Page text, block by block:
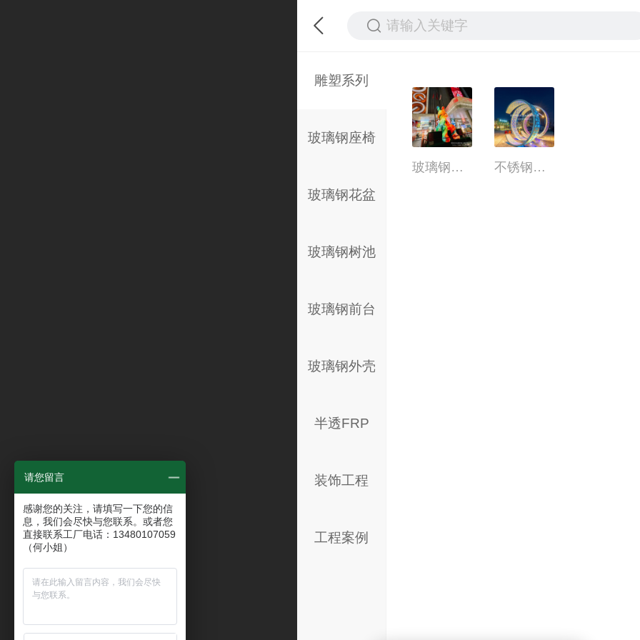
请输入关键字
雕塑系列
玻璃钢座椅
玻璃钢花盆
玻璃钢树池
玻璃钢前台
玻璃钢外壳
半透FRP
装饰工程
工程案例
玻璃钢雕塑 不锈钢雕塑
请您留言
感谢您的关注，请填写一下您的信
息，我们会尽快与您联系。或者您
直接联系工厂电话：13480107059
（何小姐）